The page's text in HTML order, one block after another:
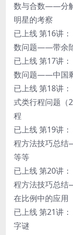
数与合数——分
明星的考察
已上线 第16讲
数问题——带余
已上线 第17讲
数问题——中国
已上线 第18讲
式类行程问题
程
已上线 第19讲
程方法技巧总
等等
已上线 第20讲
程方法技巧总
在比例中的应用
已上线 第21讲
字谜